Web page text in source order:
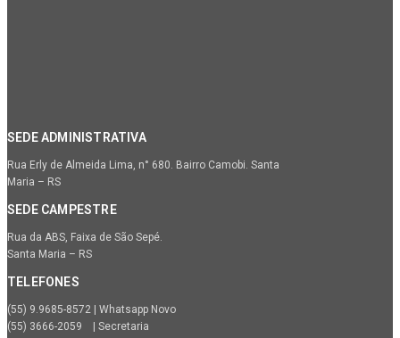
SEDE ADMINISTRATIVA
Rua Erly de Almeida Lima, n° 680. Bairro Camobi. Santa
Maria – RS
SEDE CAMPESTRE
Rua da ABS, Faixa de São Sepé.
Santa Maria – RS
TELEFONES
(55) 9.9685-8572 | Whatsapp Novo
(55) 3666-2059 | Secretaria